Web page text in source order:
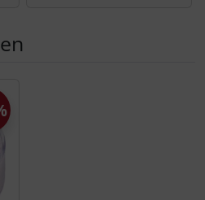
- navigieren Sie mit der Tab-